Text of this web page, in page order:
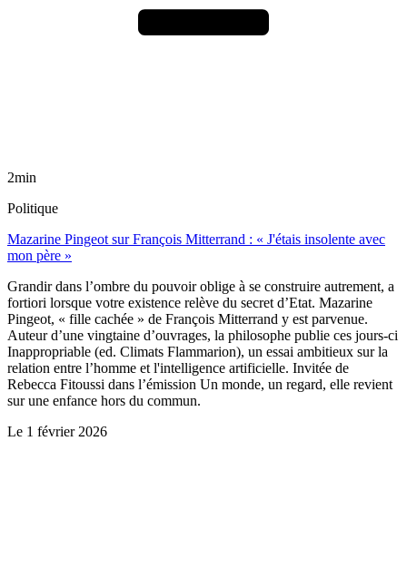
2min
Politique
Mazarine Pingeot sur François Mitterrand : « J'étais insolente avec
mon père »
Grandir dans l’ombre du pouvoir oblige à se construire autrement, a
fortiori lorsque votre existence relève du secret d’Etat. Mazarine
Pingeot, « fille cachée » de François Mitterrand y est parvenue.
Auteur d’une vingtaine d’ouvrages, la philosophe publie ces jours-ci
Inappropriable (ed. Climats Flammarion), un essai ambitieux sur la
relation entre l’homme et l'intelligence artificielle. Invitée de
Rebecca Fitoussi dans l’émission Un monde, un regard, elle revient
sur une enfance hors du commun.
Le 1 février 2026